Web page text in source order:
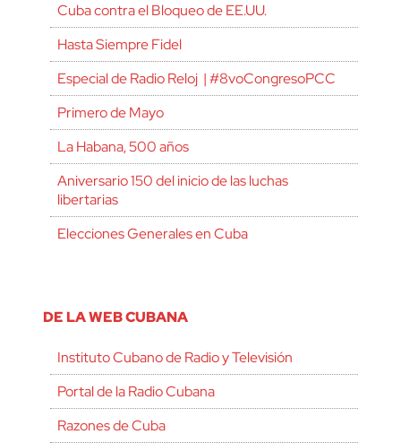
Cuba contra el Bloqueo de EE.UU.
Hasta Siempre Fidel
Especial de Radio Reloj | #8voCongresoPCC
Primero de Mayo
La Habana, 500 años
Aniversario 150 del inicio de las luchas
libertarias
Elecciones Generales en Cuba
DE LA WEB CUBANA
Instituto Cubano de Radio y Televisión
Portal de la Radio Cubana
Razones de Cuba